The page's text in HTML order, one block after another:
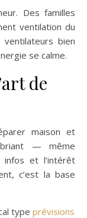
Des familles
ventilation du
bien
se calme.
de
maison et
— même
et l’intérêt
c’est la base
type prévisions